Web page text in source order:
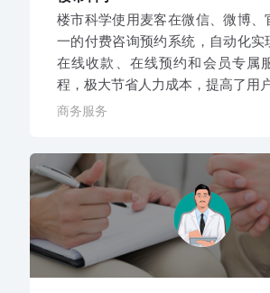
楼市科学使用麦客在微信、微博、
一的付费咨询预约系统，自动化实
在线收款、在线预约和会员专属
程，极大节省人力成本，提高了用户
商务服务